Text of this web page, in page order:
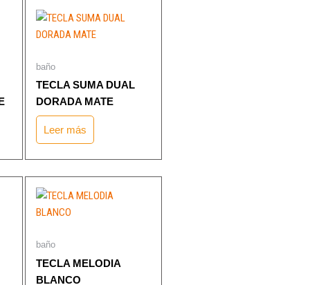
baño
TECLA SUMA DUAL
DORADA MATE
Leer más
baño
TECLA MELODIA
BLANCO